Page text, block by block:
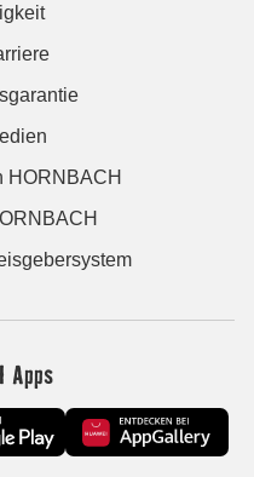
HORNBACH
Apps